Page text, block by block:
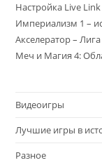
Настройка Live
Империализм 1 –
Акселератор –
Меч и Магия 4:
Видеоигры
Лучшие игры в
Разное